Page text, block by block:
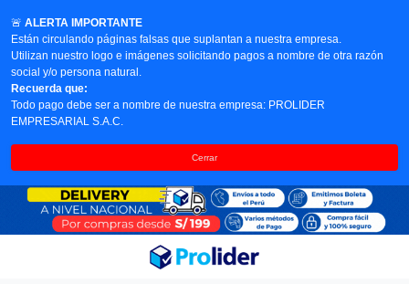
🚨 ALERTA IMPORTANTE
Están circulando páginas falsas que suplantan a nuestra empresa.
Utilizan nuestro logo e imágenes solicitando pagos a nombre de otra razón
social y/o persona natural.
Recuerda que:
Todo pago debe ser a nombre de nuestra empresa: PROLIDER
EMPRESARIAL S.A.C.
Cerrar